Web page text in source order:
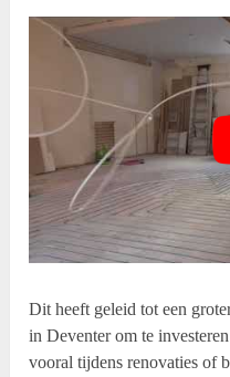
Dit heeft geleid tot een
in Deventer om te
vooral tijdens renovaties of